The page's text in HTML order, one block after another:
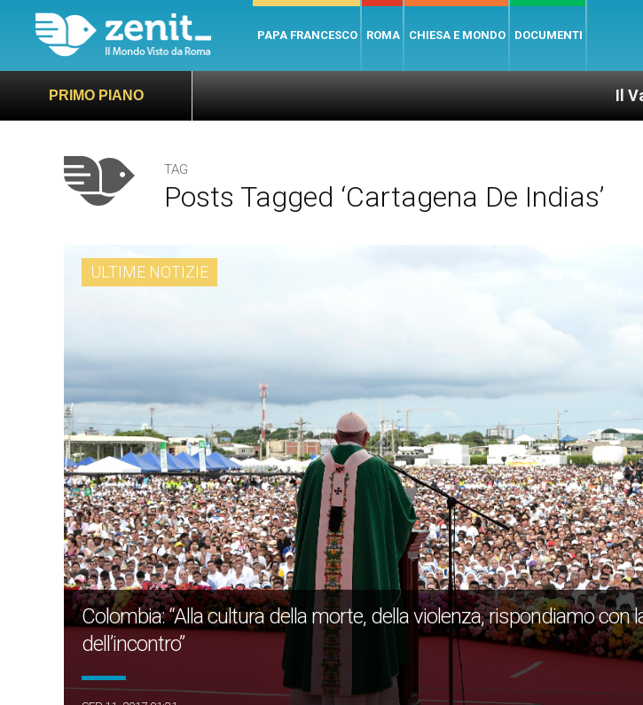
PAPA FRANCESCO ROMA CHIESA E MONDO DOCUMENTI
PRIMO PIANO Il Vaticano offre 20
TAG
Posts Tagged ‘cartagena De Indias’
ULTIME NOTIZIE
Colombia: “Alla cultura della morte, della violenza, rispondiamo con
dell’incontro”